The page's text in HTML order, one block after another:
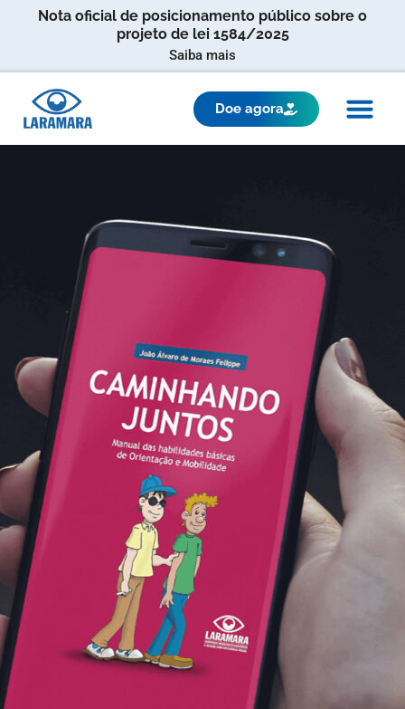
Nota oficial de posicionamento público sobre o
projeto de lei 1584/2025
Saiba mais
Doe agora